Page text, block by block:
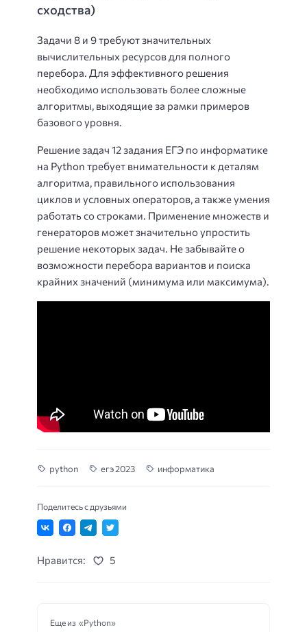
сходства)
Задачи 8 и 9 требуют значительных
вычислительных ресурсов для полного
перебора. Для эффективного решения
необходимо использовать более сложные
алгоритмы, выходящие за рамки примеров
базового уровня.
Решение задач 12 задания ЕГЭ по информатике
на Python требует внимательности к деталям
алгоритма, правильного использования
циклов и условных операторов, а также умения
работать со строками. Применение множеств и
генераторов может значительно упростить
решение некоторых задач. Не забывайте о
возможности перебора вариантов и поиска
крайних значений (минимума или максимума).
python егэ 2023 информатика
Поделитесь с друзьями
Нравится: 5
Еще из «Python»